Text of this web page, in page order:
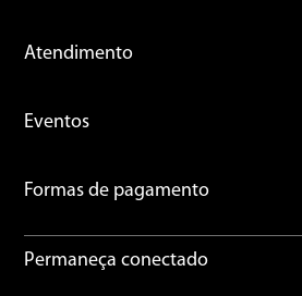
Atendimento
Eventos
Formas de pagamento
Permaneça conectado